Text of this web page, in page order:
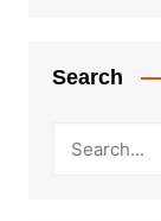
Search